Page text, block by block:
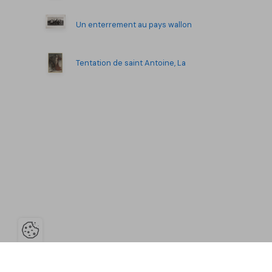
Un enterrement au pays wallon
Tentation de saint Antoine, La
Ouvrir la barre de gestion des